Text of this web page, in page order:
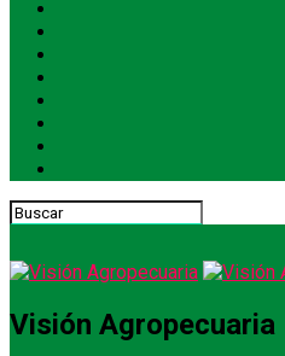
Visión Agropecuaria